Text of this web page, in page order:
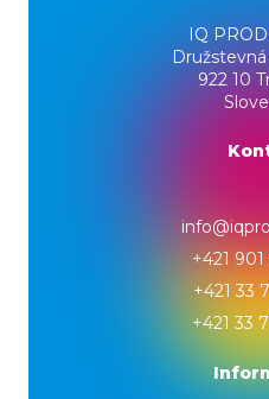
IQ
922 10
+421
+421 33
+421 33